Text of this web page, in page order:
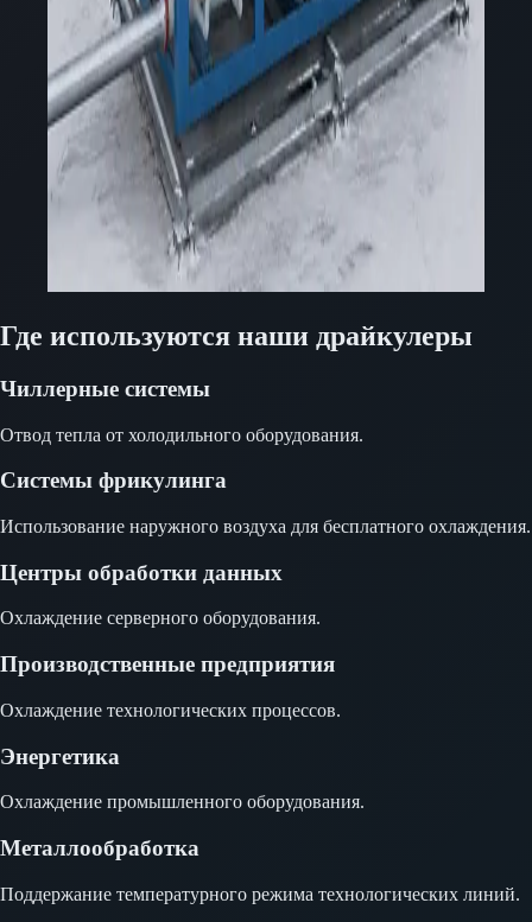
Где используются наши драйкулеры
Чиллерные системы
Отвод тепла от холодильного оборудования.
Системы фрикулинга
Использование наружного воздуха для бесплатного охлаждения.
Центры обработки данных
Охлаждение серверного оборудования.
Производственные предприятия
Охлаждение технологических процессов.
Энергетика
Охлаждение промышленного оборудования.
Металлообработка
Поддержание температурного режима технологических линий.